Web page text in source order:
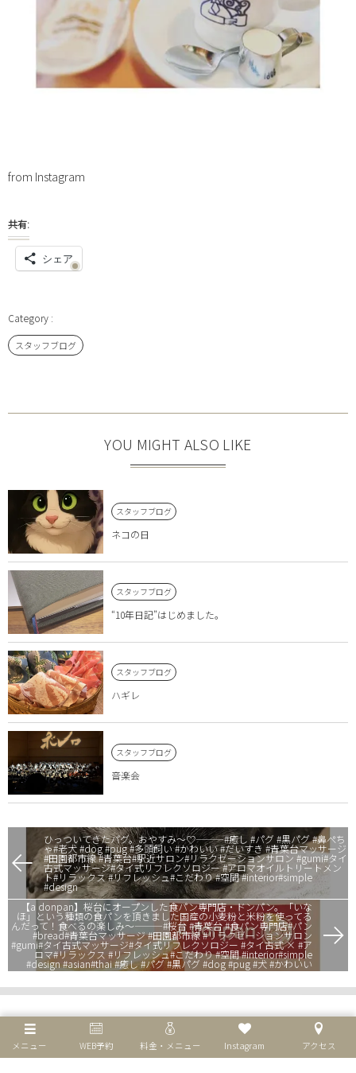
from Instagram
共有:
シェア
スタッフブログ
YOU MIGHT ALSO LIKE
スタッフブログ
ネコの日
スタッフブログ
“10年日記”はじめました。
スタッフブログ
ハギレ
スタッフブログ
音楽会
ひっついてきたパグ。おやすみ〜♡———#癒し #パグ #黒パグ #鼻ぺち
ゃ#老犬 #dog #pug #多頭飼い #かわいい #だいすき #青葉台マッサージ
#田園都市線 #青葉台#駅近サロン#リラクゼーションサロン #gumi#タイ
古式マッサージ#タイ式リフレクソロジー #アロマオイルトリートメン
ト#リラックス #リフレッシュ#こだわり #空間 #interior#simple
#design
【a donpan】桜台にオープンした食パン専門店・ドンパン。「いな
ほ」という種類の食パンを頂きました︎国産の小麦粉と米粉を使ってる
んだって！食べるの楽しみ〜———#桜台 #青葉台 #食パン専門店#パン
#bread#青葉台マッサージ #田園都市線 #リラクゼーションサロン
#gumi#タイ古式マッサージ#タイ式リフレクソロジー #タイ古式 × #ア
ロマ#リラックス #リフレッシュ#こだわり #空間 #interior#simple
#design #asian#thai #癒し #パグ #黒パグ #dog #pug #犬 #かわいい
個人情報保護方針
メニュー WEB予約 料金・メニュー Instagram アクセス